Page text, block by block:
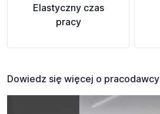
Elastyczny czas
pracy
Dowiedz się więcej o pracodawcy